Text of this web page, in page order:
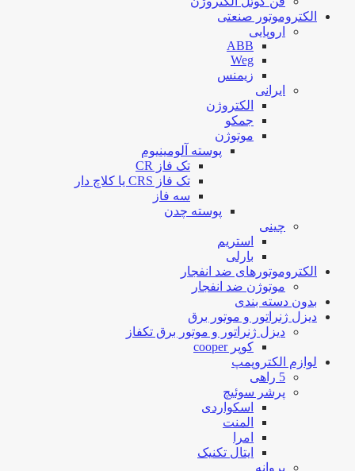
الکتروموتور صنعتی
اروپایی
ABB
Weg
زیمنس
ایرانی
الکتروژن
جمکو
موتوژن
پوسته آلومینیوم
تک فاز CR
تک فاز CRS یا کلاچ دار
سه فاز
پوسته چدن
چینی
استریم
بارلی
الکتروموتورهای ضد انفجار
موتوژن ضد انفجار
بدون دسته بندی
دیزل ژنراتور و موتور برق
دیزل ژنراتور و موتور برق تکفاز
کوپر cooper
لوازم الکتروپمپ
5 راهی
پرشر سوئیچ
اسکواردی
المنت
امرا
ایتال تکنیک
پروانه